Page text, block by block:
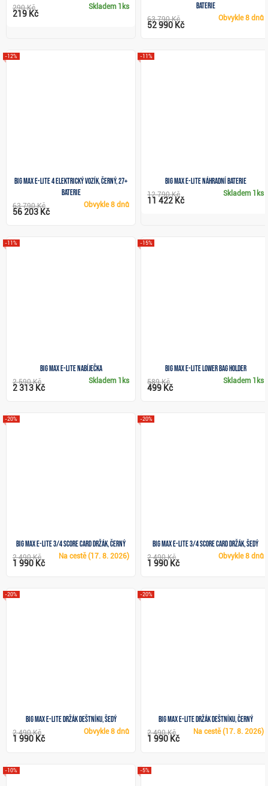
Skladem 1ks
290 Kč
219 Kč
baterie
Obvykle8 dnů
63 790 Kč
52 990 Kč
Big Max e-LITE 4 elektrický vozík, černý, 27+
baterie
-12%
Obvykle8 dnů
63 790 Kč
56 203 Kč
Big Max e-Lite náhradní baterie
-11%
Skladem 1ks
12 790 Kč
11 422 Kč
Big Max e-Lite nabíječka
-11%
Skladem 1ks
2 590 Kč
2 313 Kč
Big Max e-Lite Lower Bag Holder
-15%
Skladem 1ks
589 Kč
499 Kč
Big Max e-Lite 3/4 Score Card držák, černý
-20%
Na cestě(17. 8. 2026)
2 490 Kč
1 990 Kč
Big Max e-Lite 3/4 Score Card držák, šedý
-20%
Obvykle8 dnů
2 490 Kč
1 990 Kč
Big Max e-Lite držák deštníku, šedý
-20%
Obvykle8 dnů
2 490 Kč
1 990 Kč
Big Max e-Lite držák deštníku, černý
-20%
Na cestě(17. 8. 2026)
2 490 Kč
1 990 Kč
-10% -5%